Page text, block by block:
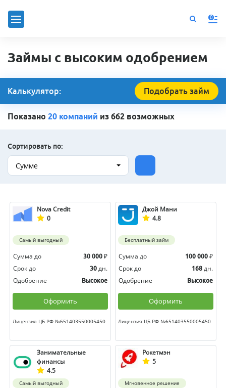
0
Займы с высоким одобрением
Калькулятор: Подобрать займ
Показано 20 компаний из 662 возможных
Сортировать по:
Сумме
Nova Credit
0
Самый выгодный
Сумма до 30 000 ₽
Срок до
30 дн.
Одобрение
Высокое
Оформить
Лицензия ЦБ РФ №651403550005450
Джой Мани
4.8
Бесплатный займ
Сумма до 100 000 ₽
Срок до
168 дн.
Одобрение
Высокое
Оформить
Лицензия ЦБ РФ №651403550005450
Занимательные
финансы
4.5
Самый выгодный
Рокетмэн
5
Мгновенное решение